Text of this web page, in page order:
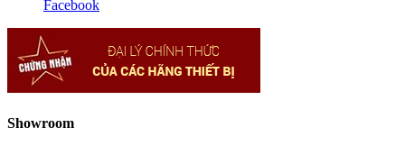
Facebook
Showroom